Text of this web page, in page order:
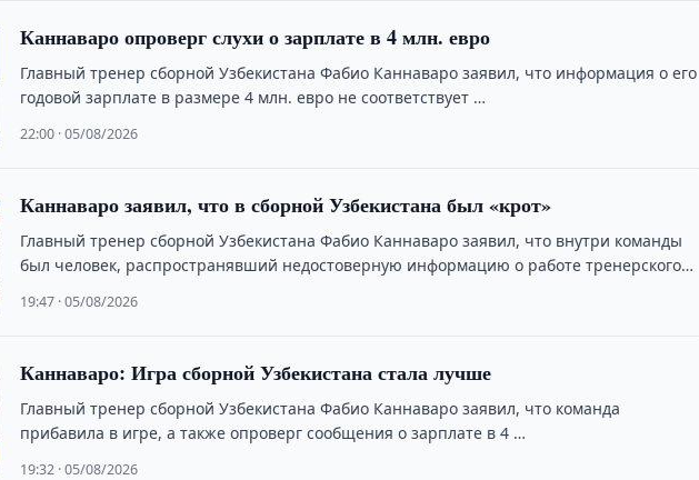
Каннаваро опроверг слухи о зарплате в 4 млн. евро
Главный тренер сборной Узбекистана Фабио Каннаваро заявил, что информация о его
годовой зарплате в размере 4 млн. евро не соответствует …
22:00 · 05/08/2026
Каннаваро заявил, что в сборной Узбекистана был «крот»
Главный тренер сборной Узбекистана Фабио Каннаваро заявил, что внутри команды
был человек, распространявший недостоверную информацию о работе тренерского
19:47 · 05/08/2026
Каннаваро: Игра сборной Узбекистана стала лучше
Главный тренер сборной Узбекистана Фабио Каннаваро заявил, что команда
прибавила в игре, а также опроверг сообщения о зарплате в 4 …
19:32 · 05/08/2026